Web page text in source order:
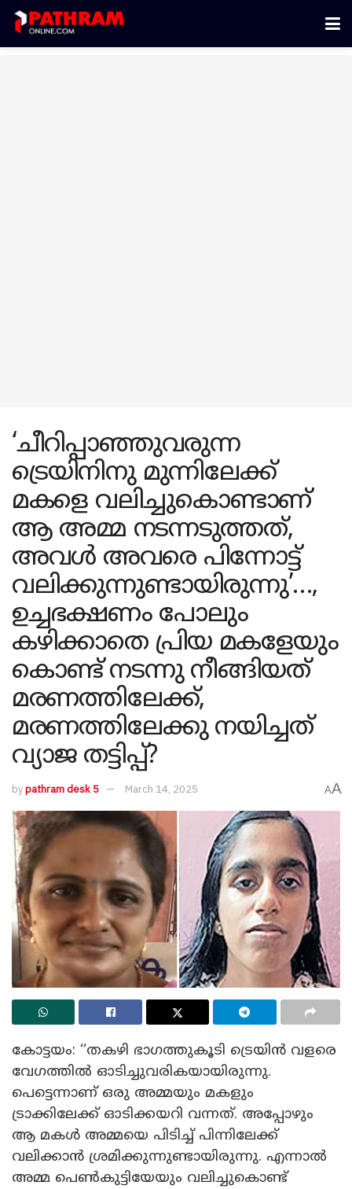
‘ചീറിപ്പാഞ്ഞുവരുന്ന
ട്രെയിനിനു മുന്നിലേക്ക്
മകളെ വലിച്ചുകൊണ്ടാണ്
ആ അമ്മ നടന്നടുത്തത്,
അവൾ അവരെ പിന്നോട്ട്
വലിക്കുന്നുണ്ടായിരുന്നു’…,
ഉച്ചഭക്ഷണം പോലും
കഴിക്കാതെ പ്രിയ മകളേയും
കൊണ്ട് നടന്നു നീങ്ങിയത്
മരണത്തിലേക്ക്,
മരണത്തിലേക്കു നയിച്ചത്
വ്യാജ തട്ടിപ്പ്?
bypathram desk 5 March 14, 2025 AA
കോട്ടയം: ‘‘തകഴി ഭാഗത്തുകൂടി ട്രെയിൻ വളരെ
വേഗത്തിൽ ഓടിച്ചുവരികയായിരുന്നു.
പെട്ടെന്നാണ് ഒരു അമ്മയും മകളും
ട്രാക്കിലേക്ക് ഓടിക്കയറി വന്നത്. അപ്പോഴും
ആ മകൾ അമ്മയെ പിടിച്ച് പിന്നിലേക്ക്
വലിക്കാൻ ശ്രമിക്കുന്നുണ്ടായിരുന്നു. എന്നാൽ
അമ്മ പെൺകുട്ടിയേയും വലിച്ചുകൊണ്ട്